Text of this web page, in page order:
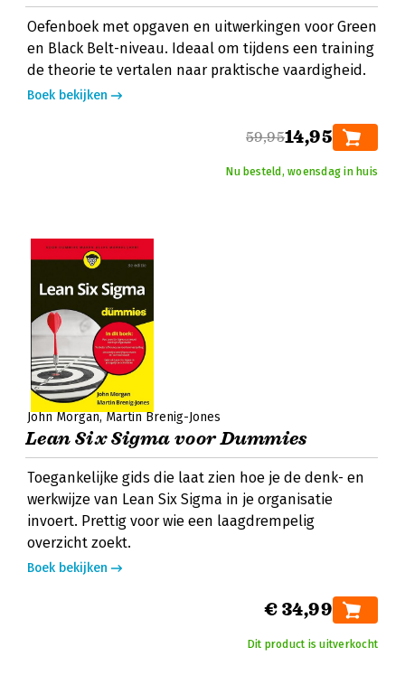
Oefenboek met opgaven en uitwerkingen voor Green
en Black Belt-niveau. Ideaal om tijdens een training
de theorie te vertalen naar praktische vaardigheid.
Boek bekijken
59,9514,95
Nu besteld, woensdag in huis
John Morgan Martin Brenig-Jones
Lean Six Sigma voor Dummies
Toegankelijke gids die laat zien hoe je de denk- en
werkwijze van Lean Six Sigma in je organisatie
invoert. Prettig voor wie een laagdrempelig
overzicht zoekt.
Boek bekijken
€ 34,99
Dit product is uitverkocht